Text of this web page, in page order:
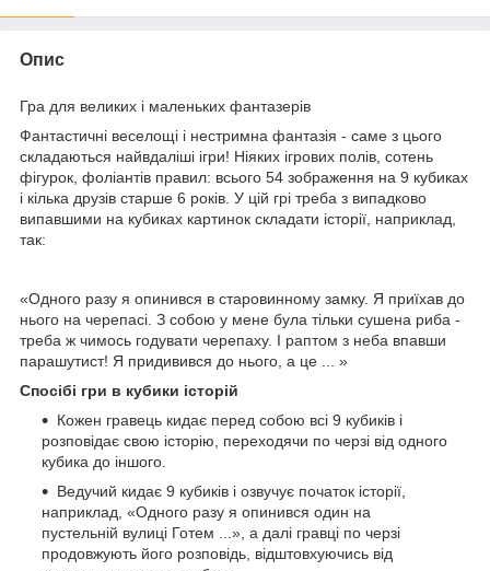
Опис
Гра для великих і маленьких фантазерів
Фантастичні веселощі і нестримна фантазія - саме з цього
складаються найвдаліші ігри! Ніяких ігрових полів, сотень
фігурок, фоліантів правил: всього 54 зображення на 9 кубиках
і кілька друзів старше 6 років. У цій грі треба з випадково
випавшими на кубиках картинок складати історії, наприклад,
так:
«Одного разу я опинився в старовинному замку. Я приїхав до
нього на черепасі. З собою у мене була тільки сушена риба -
треба ж чимось годувати черепаху. І раптом з неба впавши
парашутист! Я придивився до нього, а це ... »
Спосібі гри в кубики історій
Кожен гравець кидає перед собою всі 9 кубиків і
розповідає свою історію, переходячи по черзі від одного
кубика до іншого.
Ведучий кидає 9 кубиків і озвучує початок історії,
наприклад, «Одного разу я опинився один на
пустельній вулиці Готем ...», а далі гравці по черзі
продовжують його розповідь, відштовхуючись від